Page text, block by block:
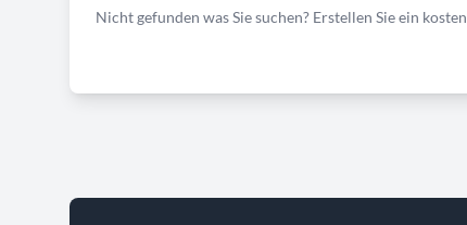
Nicht gefunden was Sie suchen? Erstellen Sie ein